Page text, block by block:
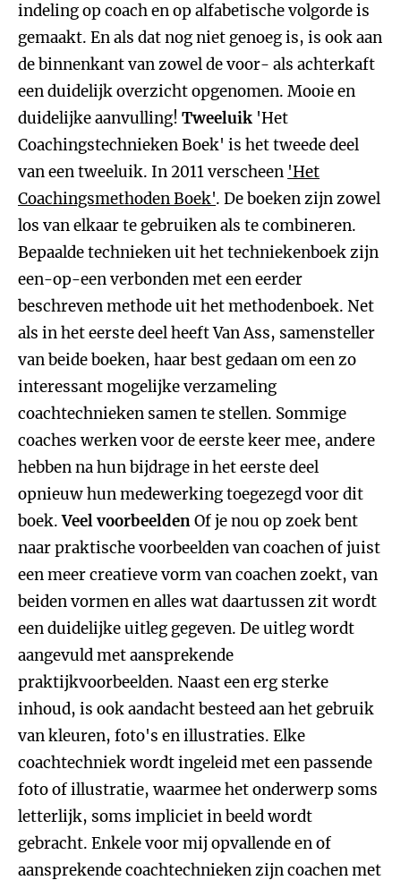
indeling op coach en op alfabetische volgorde is
gemaakt. En als dat nog niet genoeg is, is ook aan
de binnenkant van zowel de voor- als achterkaft
een duidelijk overzicht opgenomen. Mooie en
duidelijke aanvulling! Tweeluik 'Het
Coachingstechnieken Boek' is het tweede deel
van een tweeluik. In 2011 verscheen 'Het
Coachingsmethoden Boek'. De boeken zijn zowel
los van elkaar te gebruiken als te combineren.
Bepaalde technieken uit het techniekenboek zijn
een-op-een verbonden met een eerder
beschreven methode uit het methodenboek. Net
als in het eerste deel heeft Van Ass, samensteller
van beide boeken, haar best gedaan om een zo
interessant mogelijke verzameling
coachtechnieken samen te stellen. Sommige
coaches werken voor de eerste keer mee, andere
hebben na hun bijdrage in het eerste deel
opnieuw hun medewerking toegezegd voor dit
boek.Veel voorbeeldenOf je nou op zoek bent
naar praktische voorbeelden van coachen of juist
een meer creatieve vorm van coachen zoekt, van
beiden vormen en alles wat daartussen zit wordt
een duidelijke uitleg gegeven. De uitleg wordt
aangevuld met aansprekende
praktijkvoorbeelden. Naast een erg sterke
inhoud, is ook aandacht besteed aan het gebruik
van kleuren, foto's en illustraties. Elke
coachtechniek wordt ingeleid met een passende
foto of illustratie, waarmee het onderwerp soms
letterlijk, soms impliciet in beeld wordt
gebracht. Enkele voor mij opvallende en of
aansprekende coachtechnieken zijn coachen met